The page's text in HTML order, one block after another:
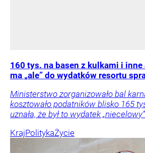
160 tys. na basen z kulkami i inne
ma „ale” do wydatków resortu
Ministerstwo zorganizowało bal
kosztowało podatników blisko 165
uznała, że był to wydatek
KrajPolitykaŻycie